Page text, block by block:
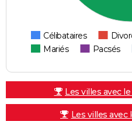
Célibataires
Mariés
Pacsés
Les villes avec
Les villes avec